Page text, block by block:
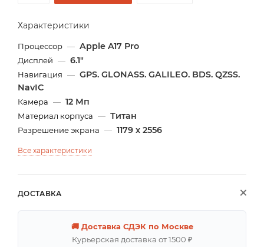
Характеристики
Процессор — Apple A17 Pro
Дисплей — 6.1"
Навигация — GPS. GLONASS. GALILEO. BDS. QZSS.
NavIC
Камера — 12 Мп
Материал корпуса — Титан
Разрешение экрана — 1179 x 2556
Все характеристики
ДОСТАВКА
🚚 Доставка СДЭК по Москве
Курьерская доставка от 1500 ₽